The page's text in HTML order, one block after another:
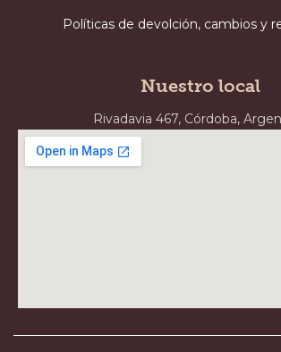
Políticas de devolción, cambios y
Nuestro local
Rivadavia 467, Córdoba,